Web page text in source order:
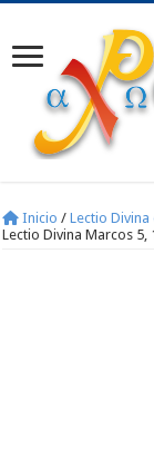
Inicio / Lectio
Lectio Divina Marcos 5,